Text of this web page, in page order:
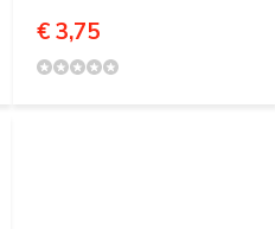
€ 3,75